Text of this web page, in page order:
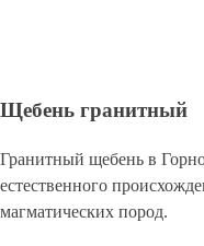
Щебень гранитный
Гранитный щебень в
естественного
магматических пород.